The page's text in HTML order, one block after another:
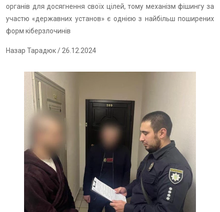
органів для досягнення своїх цілей, тому механізм фішингу за
участю «державних установ» є однією з найбільш поширених
форм кіберзлочинів
Назар Тарадюк/ 26.12.2024